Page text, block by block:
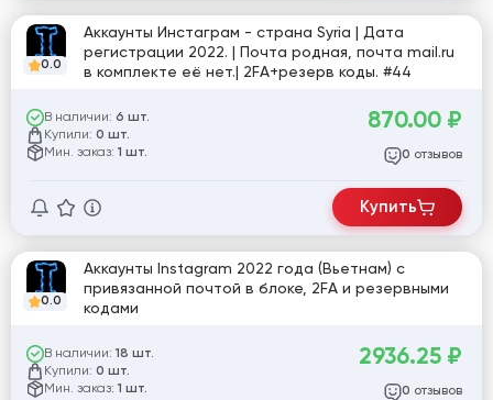
0.0
Аккаунты Инстаграм - страна Syria | Дата
регистрации 2022. | Почта родная, почта mail.ru
в комплекте её нет.| 2FA+резерв коды. #44
В наличии: 6 шт.
Купили: 0 шт.
Мин. заказ: 1 шт.
870.00 ₽
0 отзывов
Купить
0.0
Аккаунты Instagram 2022 года (Вьетнам) с
привязанной почтой в блоке, 2FA и резервными
кодами
В наличии: 18 шт.
Купили: 0 шт.
Мин. заказ: 1 шт.
2936.25 ₽
0 отзывов